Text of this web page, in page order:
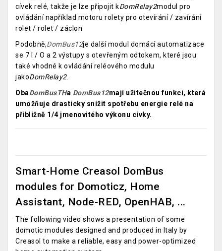
cívek relé, takže je lze připojit kDomRelay2modul pro
ovládání například motoru rolety pro otevírání / zavírání
rolet / rolet / záclon.
Podobně,DomBus12je další modul domácí automatizace
se 7 I / O a 2 výstupy s otevřeným odtokem, které jsou
také vhodné k ovládání reléového modulu
jakoDomRelay2.
ObaDomBusTHa DomBus12mají užitečnou funkci, která
umožňuje drasticky snížit spotřebu energie relé na
přibližně 1/4 jmenovitého výkonu cívky.
Smart-Home Creasol DomBus
modules for Domoticz, Home
Assistant, Node-RED, OpenHAB, ...
The following video shows a presentation of some
domotic modules designed and produced in Italy by
Creasol to make a reliable, easy and power-optimized